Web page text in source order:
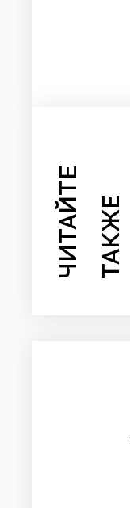
ЧИТАЙТЕ ТАКЖЕ